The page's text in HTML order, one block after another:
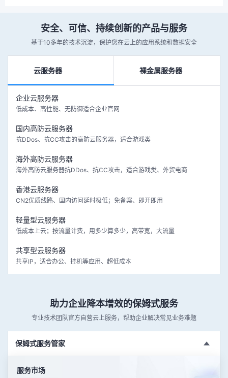
安全、可信、持续创新的产品与服务
基于10多年的技术沉淀，保护您在云上的应用系统和数据安全
云服务器 裸金属服务器
企业云服务器
低成本、高性能、无防御适合企业官网
国内高防云服务器
抗DDos、抗CC攻击的高防云服务器，适合游戏类
海外高防云服务器
海外高防云服务器抗DDos、抗CC攻击，适合游戏类、外贸电商
香港云服务器
CN2优质线路、国内访问延时极低；免备案、即开即用
轻量型云服务器
低成本上云；按流量计费，用多少算多少，高带宽，大流量
共享型云服务器
共享IP，适合办公、挂机等应用、超低成本
助力企业降本增效的保姆式服务
专业技术团队官方自营云上服务，帮助企业解决常见业务难题
保姆式服务管家
服务市场